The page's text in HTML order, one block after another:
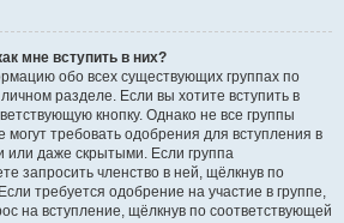
мне вступить в них?
обо всех существующих группах по
разделе. Если вы хотите вступить в
кнопку. Однако не все группы
требовать одобрения для вступления в
или даже скрытыми. Если группа
запросить членство в ней, щёлкнув по
требуется одобрение на участие в группе,
на вступление, щёлкнув по соответствующей